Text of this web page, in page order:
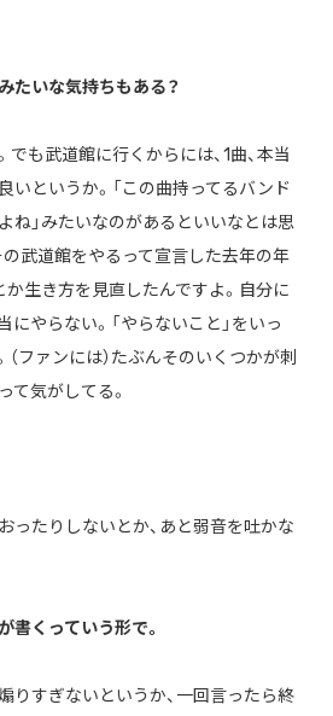
たいな気持ちもある？
も武道館に行くからには、1曲、本当
いというか。「この曲持ってるバンド
ね」みたいなのがあるといいなとは思
の武道館をやるって宣言した去年の年
か生き方を見直したんですよ。自分に
にやらない。「やらないこと」をいっ
ファンには）たぶんそのいくつかが刺
て気がしてる。
ったりしないとか、あと弱音を吐かな
書くっていう形で。
りすぎないというか、一回言ったら終